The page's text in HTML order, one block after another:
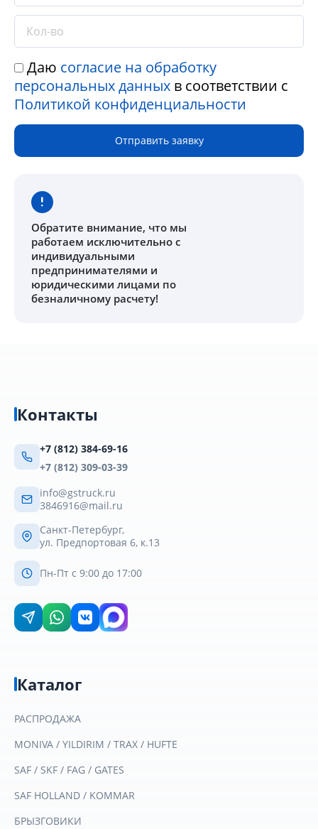
Даю согласие на обработку
персональных данных в соответствии с
Политикой конфиденциальности
Отправить заявку
Обратите внимание, что мы
работаем исключительно с
индивидуальными
предпринимателями и
юридическими лицами по
безналичному расчету!
Контакты
+7 (812) 384-69-16
+7 (812) 309-03-39
info@gstruck.ru
3846916@mail.ru
Санкт-Петербург,
ул. Предпортовая 6, к.13
Пн-Пт с 9:00 до 17:00
Каталог
РАСПРОДАЖА
MONIVA / YILDIRIM / TRAX / HUFTE
SAF / SKF / FAG / GATES
SAF HOLLAND / KOMMAR
БРЫЗГОВИКИ